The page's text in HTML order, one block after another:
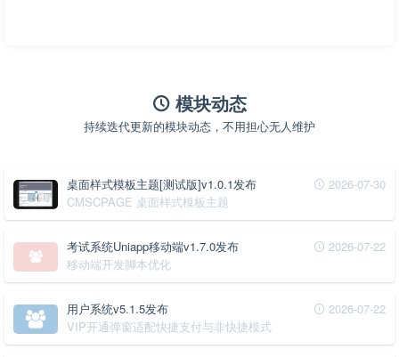
模块动态
持续迭代更新的模块动态，不用担心无人维护
2026-07-30
桌面样式模板主题[测试版]v1.0.1发布
CMSCPAGE 桌面样式模板主题
2026-07-22
考试系统Uniapp移动端v1.7.0发布
移动端开发脚本优化
2026-07-22
用户系统v5.1.5发布
VIP开通弹窗适配快捷支付与非快捷模式